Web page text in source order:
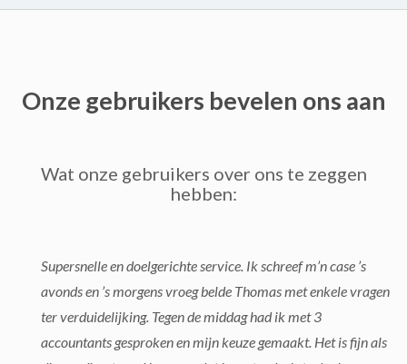
Onze gebruikers bevelen ons aan
Wat onze gebruikers over ons te zeggen
hebben:
Supersnelle en doelgerichte service. Ik schreef m’n case ’s
avonds en ’s morgens vroeg belde Thomas met enkele vragen
ter verduidelijking. Tegen de middag had ik met 3
accountants gesproken en mijn keuze gemaakt. Het is fijn als